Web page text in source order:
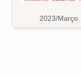
2023/Março